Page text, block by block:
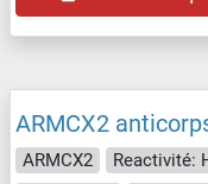
ARMCX2
ARMCX2 Reactivité: